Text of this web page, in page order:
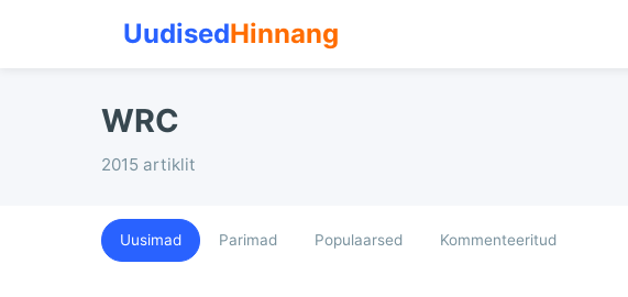
UudisedHinnang
WRC
2015 artiklit
Uusimad Parimad Populaarsed Kommenteeritud